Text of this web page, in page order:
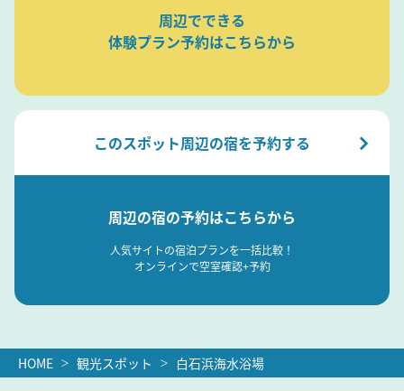
周辺でできる
体験プラン予約はこちらから
このスポット周辺の宿を予約する
周辺の宿の予約はこちらから
人気サイトの宿泊プランを一括比較！
オンラインで空室確認+予約
HOME 観光スポット 白石浜海水浴場